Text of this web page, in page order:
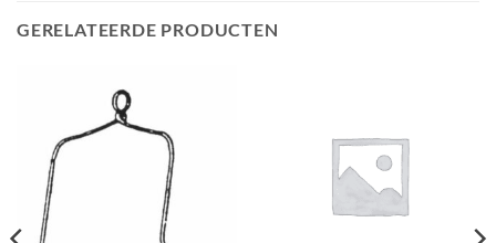
GERELATEERDE PRODUCTEN